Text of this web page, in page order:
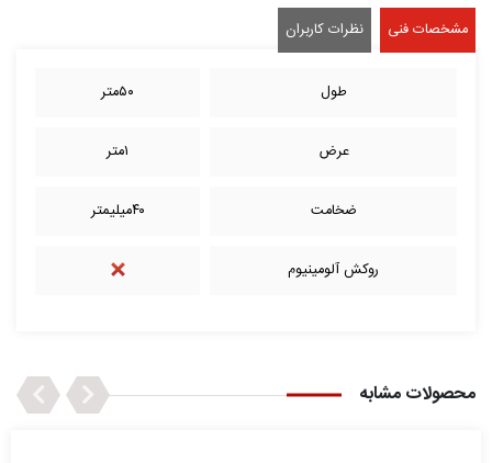
مشخصات فنی نظرات کاربران
طول ۵۰متر
عرض ۱متر
ضخامت ۴۰میلیمتر
روکش آلومینیوم
محصولات مشابه Previous
Next